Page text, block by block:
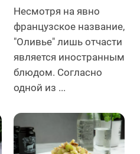
Несмотря на явно
французское название,
"Оливье" лишь отчасти
является иностранным
блюдом. Согласно
одной из ...